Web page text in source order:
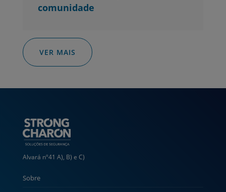
comunidade
VER MAIS
Alvará nº41 A), B) e C)
Sobre